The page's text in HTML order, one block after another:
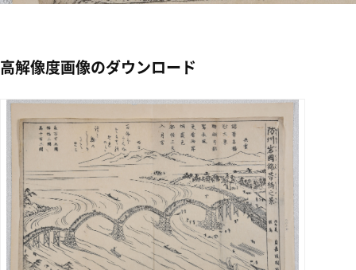
高解像度画像のダウンロード